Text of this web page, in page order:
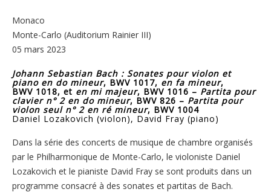
Monaco
Monte-Carlo (Auditorium Rainier III)
05 mars 2023
Johann Sebastian Bach : Sonates pour violon et
piano en do mineur, BWV 1017, en fa mineur,
BWV 1018, et en mi majeur, BWV 1016 – Partita pour
clavier n° 2 en do mineur, BWV 826 – Partita pour
violon seul n° 2 en ré mineur, BWV 1004
Daniel Lozakovich (violon), David Fray (piano)
Dans la série des concerts de musique de chambre organisés
par le Philharmonique de Monte-Carlo, le violoniste Daniel
Lozakovich et le pianiste David Fray se sont produits dans un
programme consacré à des sonates et partitas de Bach.